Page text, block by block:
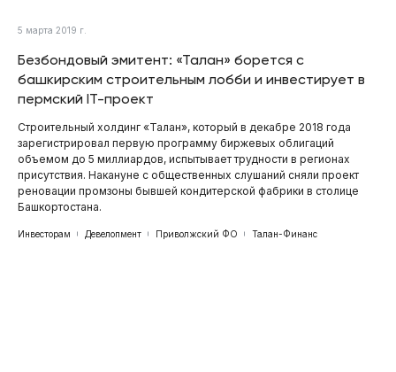
5 марта 2019 г.
Безбондовый эмитент: «Талан» борется с
башкирским строительным лобби и инвестирует в
пермский IT-проект
Строительный холдинг «Талан», который в декабре 2018 года
зарегистрировал первую программу биржевых облигаций
объемом до 5 миллиардов, испытывает трудности в регионах
присутствия. Накануне с общественных слушаний сняли проект
реновации промзоны бывшей кондитерской фабрики в столице
Башкортостана.
Инвесторам Девелопмент Приволжский ФО Талан-Финанс